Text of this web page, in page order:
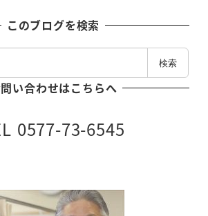
このブログを検索
検索
い合わせはこちらへ
0577-73-6545